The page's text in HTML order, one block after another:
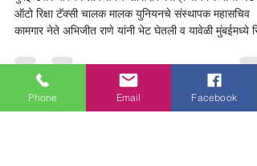
मराठी भाषा शिकवणी
उपक्रमासाठी खासदार वायकर
यांना अभिजीत राणे यांचे
Phone Email Facebook